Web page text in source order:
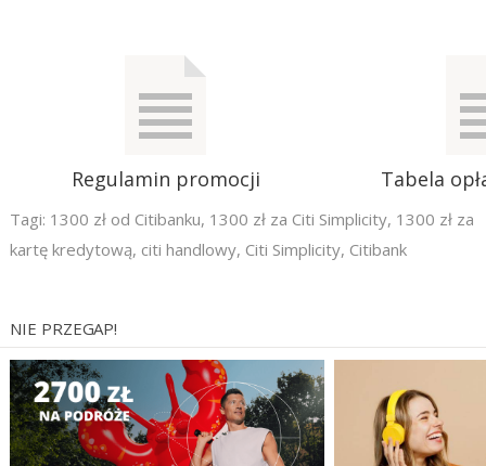
Regulamin promocji Tabela
Tagi: 1300 zł od Citibanku, 1300 zł za Citi Simplicity, 1300 zł za
kartę kredytową, citi handlowy, Citi Simplicity, Citibank
NIE PRZEGAP!